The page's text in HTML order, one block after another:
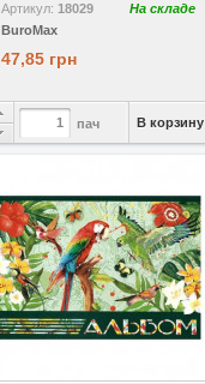
Артикул: 18029
На складе
BuroMax
47,85 грн
пач В корзину